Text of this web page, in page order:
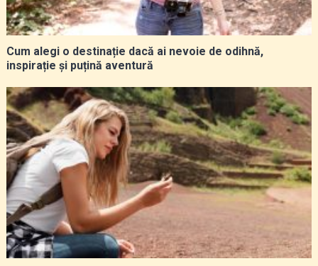
Cum alegi o destinație dacă ai nevoie de odihnă,
inspirație și puțină aventură